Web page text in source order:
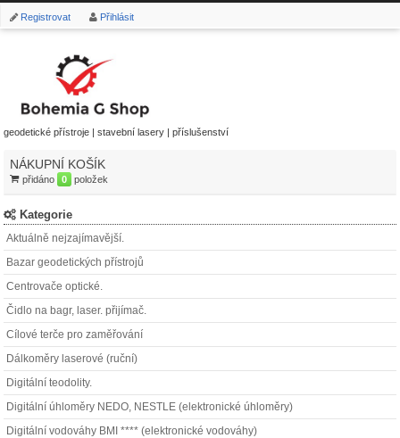
Registrovat Přihlásit
geodetické přístroje | stavební lasery | příslušenství
NÁKUPNÍ KOŠÍK
přidáno 0 položek
Kategorie
Aktuálně nejzajímavější.
Bazar geodetických přístrojů
Centrovače optické.
Čidlo na bagr, laser. přijímač.
Cílové terče pro zaměřování
Dálkoměry laserové (ruční)
Digitální teodolity.
Digitální úhloměry NEDO, NESTLE (elektronické úhloměry)
Digitální vodováhy BMI **** (elektronické vodováhy)